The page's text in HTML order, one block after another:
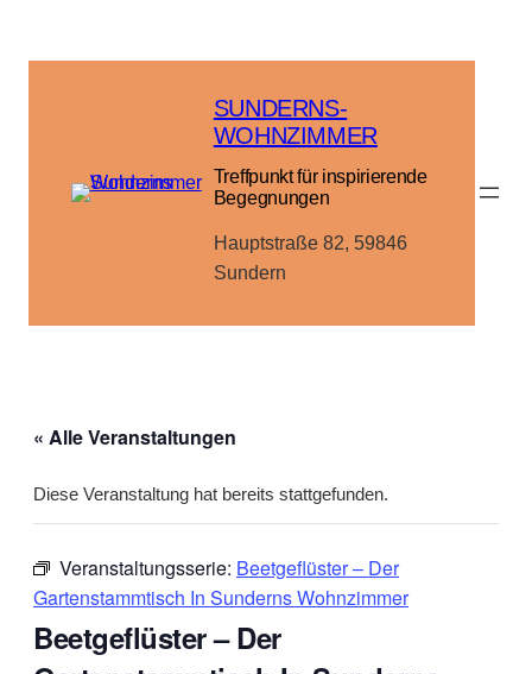
SUNDERNS-
WOHNZIMMER
Treffpunkt für inspirierende
Begegnungen
Hauptstraße 82, 59846
Sundern
« Alle Veranstaltungen
Diese Veranstaltung hat bereits stattgefunden.
Veranstaltungsserie: Beetgeflüster – Der
Gartenstammtisch In Sunderns Wohnzimmer
Beetgeflüster – Der